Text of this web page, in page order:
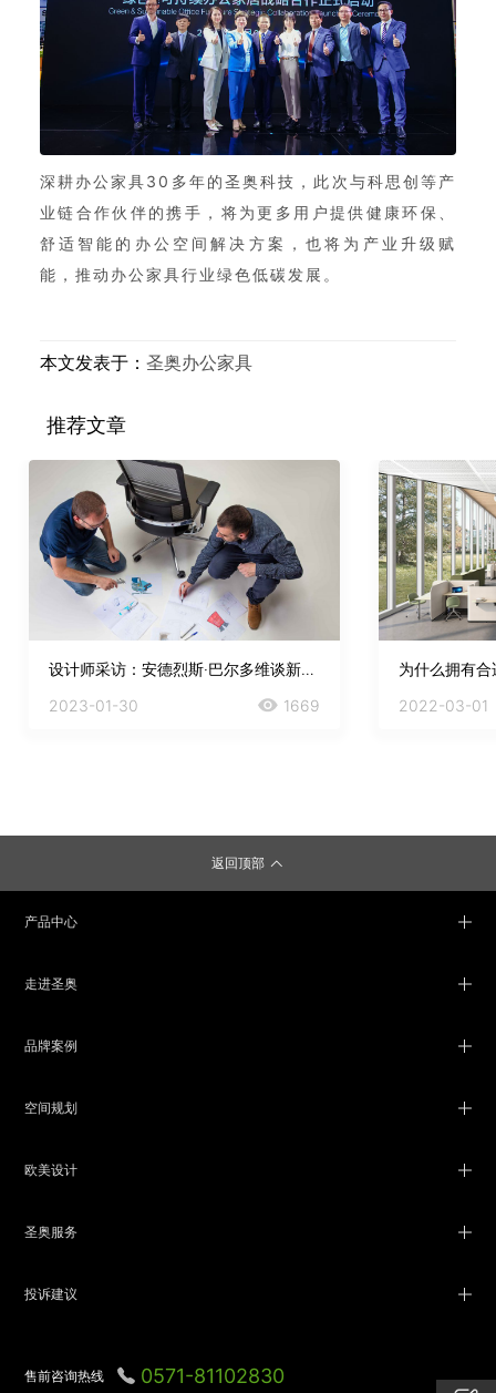
深耕办公家具30多年的圣奥科技，此次与科思创等产
业链合作伙伴的携手，将为更多用户提供健康环保、
舒适智能的办公空间解决方案，也将为产业升级赋
能，推动办公家具行业绿色低碳发展。
本文发表于： 圣奥办公家具
推荐文章
设计师采访：安德烈斯·巴尔多维谈新冠疫情和设计
2023-01-30
1669
为什么拥有
2022-03-01
返回顶部
产品中心
走进圣奥
品牌案例
空间规划
欧美设计
圣奥服务
投诉建议
售前咨询热线 0571-81102830